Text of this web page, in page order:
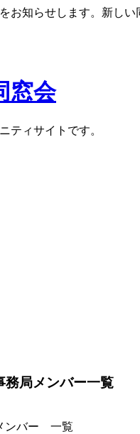
お知らせします。新しい
ティサイトです。
局メンバー一覧
ンバー 一覧